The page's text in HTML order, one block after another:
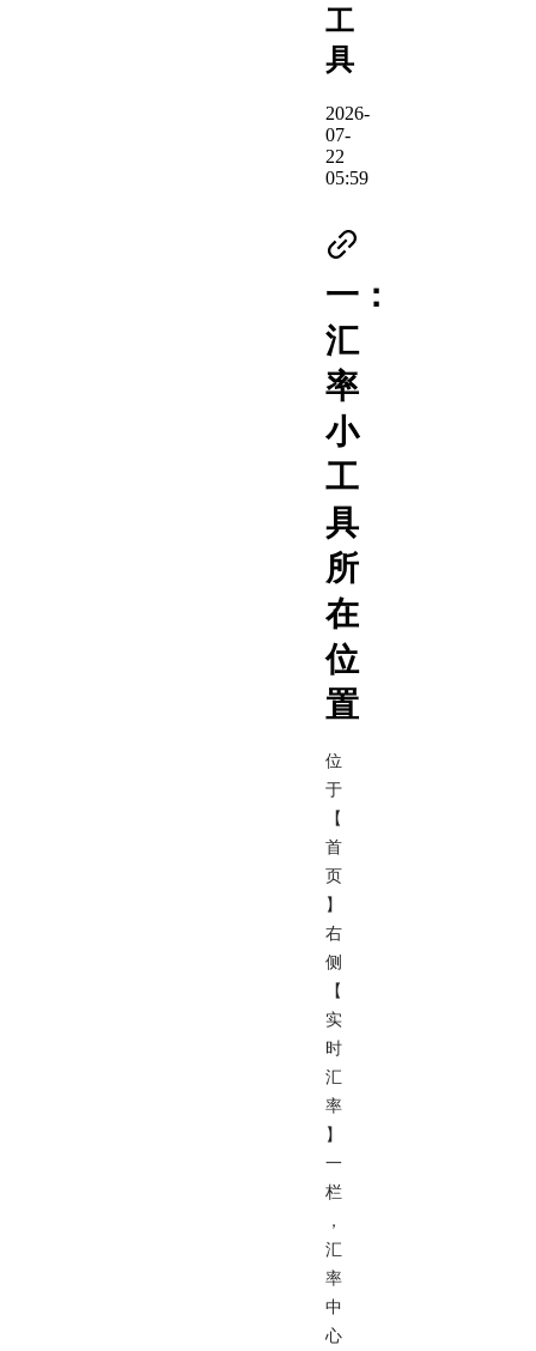
工
具
2026-
07-
22
05:59
一：
汇
率
小
工
具
所
在
位
置
位
于
【
首
页
】
右
侧
【
实
时
汇
率
】
一
栏
，
汇
率
中
心